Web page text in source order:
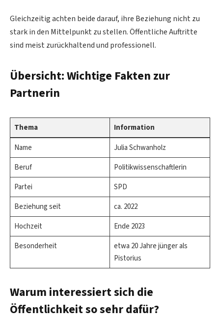
Gleichzeitig achten beide darauf, ihre Beziehung nicht zu
stark in den Mittelpunkt zu stellen. Öffentliche Auftritte
sind meist zurückhaltend und professionell.
Übersicht: Wichtige Fakten zur
Partnerin
Thema
Information
Name
Julia Schwanholz
Beruf
Politikwissenschaftlerin
Partei
SPD
Beziehung seit
ca. 2022
Hochzeit
Ende 2023
Besonderheit
etwa 20 Jahre jünger als
Pistorius
Warum interessiert sich die
Öffentlichkeit so sehr dafür?